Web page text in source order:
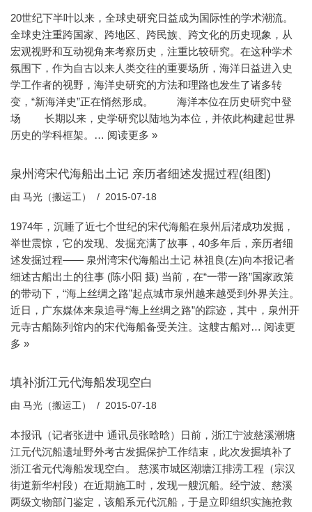
20世纪下半叶以来，全球史研究日益成为国际性的学术潮流。
全球史注重跨国家、跨地区、跨民族、跨文化的历史现象，从
宏观视野和互动视角来考察历史，注重比较研究。在这种学术
氛围下，作为自古以来人类交往的重要场所，海洋日益进入史
学工作者的视野，海洋史研究的方法和理路也发生了诸多转
变，“新海洋史”正在悄然形成。 海洋本位在历史研究中登
场 长期以来，史学研究以陆地为本位，并依此构建起世界
历史的学科框架。… 阅读更多 »
泉州湾宋代海船出土记 亲历者细述发掘过程(组图)
由 马光（搬运工） 2015-07-18
1974年，沉睡了近七个世纪的宋代海船在泉州后渚成功发掘，
举世震惊，它的发现、发掘充满了故事，40多年后，亲历者细
述发掘过程—— 泉州湾宋代海船出土记 林祖良(左)向本报记者
细述古船出土的往事 (陈小阳 摄) 当前，在“一带一路”国家政策
的带动下，“海上丝绸之路”起点城市泉州越来越受到外界关注。
近日，广东媒体来泉追寻“海上丝绸之路”的踪迹，其中，泉州开
元寺古船陈列馆内的宋代海船备受关注。这艘古船对… 阅读更
多 »
填补浙江元代海船发现空白
由 马光（搬运工） 2015-07-18
本报讯（记者张进中 通讯员张晗晗）日前，浙江宁波慈溪潮塘
江元代沉船遗址野外考古发掘保护工作结束，此次发掘填补了
浙江省元代海船发现空白。 慈溪市城区潮塘江排涝工程（宗汉
街道新华村段）在近期施工时，发现一艘沉船。经宁波、慈溪
两级文物部门鉴定，该船系元代沉船，于是立即组织实施抢救